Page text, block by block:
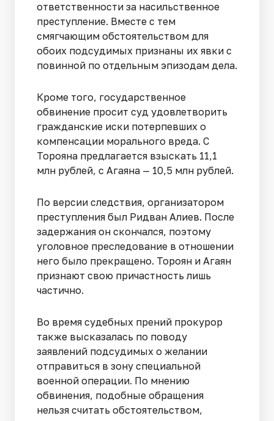
ответственности за насильственное
преступление. Вместе с тем
смягчающим обстоятельством для
обоих подсудимых признаны их явки с
повинной по отдельным эпизодам дела.
Кроме того, государственное
обвинение просит суд удовлетворить
гражданские иски потерпевших о
компенсации морального вреда. С
Торояна предлагается взыскать 11,1
млн рублей, с Агаяна — 10,5 млн рублей.
По версии следствия, организатором
преступления был Ридван Алиев. После
задержания он скончался, поэтому
уголовное преследование в отношении
него было прекращено. Тороян и Агаян
признают свою причастность лишь
частично.
Во время судебных прений прокурор
также высказалась по поводу
заявлений подсудимых о желании
отправиться в зону специальной
военной операции. По мнению
обвинения, подобные обращения
нельзя считать обстоятельством,